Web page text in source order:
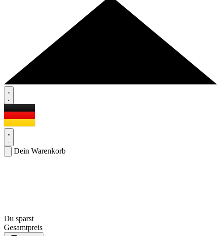
Dein Warenkorb
Du sparst
Gesamtpreis